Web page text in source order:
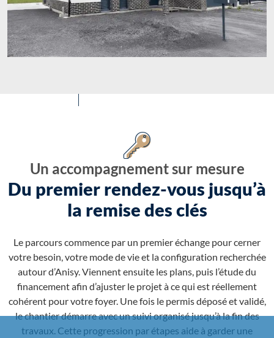
Un accompagnement sur mesure
Du premier rendez-vous jusqu’à
la remise des clés
Le parcours commence par un premier échange pour cerner
votre besoin, votre mode de vie et la configuration recherchée
autour d’Anisy. Viennent ensuite les plans, puis l’étude du
financement afin d’ajuster le projet à ce qui est réellement
cohérent pour votre foyer. Une fois le permis déposé et validé,
le chantier démarre avec un suivi organisé jusqu’à la fin des
travaux. Cette progression par étapes aide à garder une